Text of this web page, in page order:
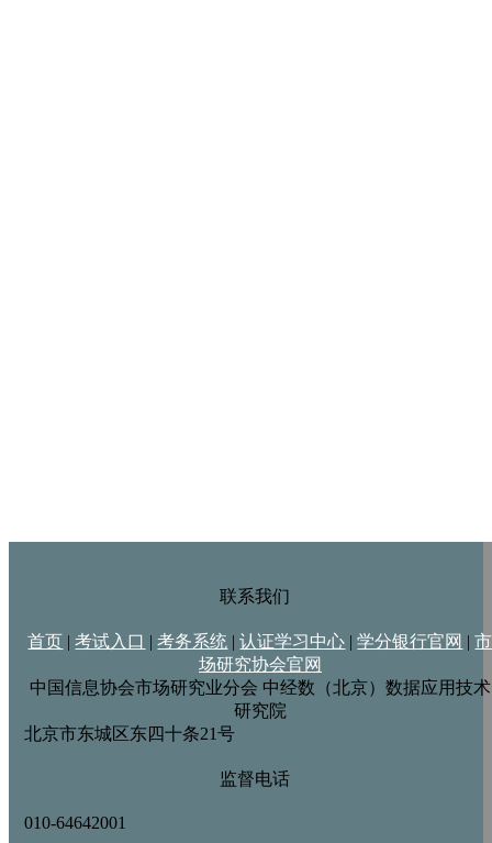
联系我们
首页 |考试入口 |考务系统 |认证学习中心 |学分银行官网 |市
场研究协会官网
中国信息协会市场研究业分会 中经数（北京）数据应用技术
研究院
北京市东城区东四十条21号
监督电话
010-64642001